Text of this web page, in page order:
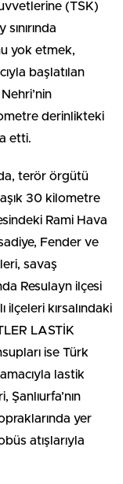
(TSK)
yok etmek,
başlatılan
derinlikteki
etti.
terör örgütü
30 kilometre
Rami Hava
Fender ve
savaş
Resulayn ilçesi
ilçeleri kırsalındaki
LASTİK
ise Türk
lastik
yer
atışlarıyla